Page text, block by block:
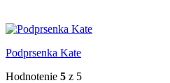
Podprsenka Kate
Hodnotenie 5 z 5